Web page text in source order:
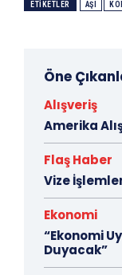
ETIKETLER AŞI
Öne
Alışveriş
Amerika
Flaş Haber
Vize
Ekonomi
“Ekonomi
Duyacak”